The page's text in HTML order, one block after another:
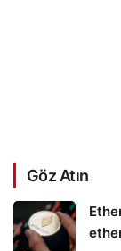
Göz Atın